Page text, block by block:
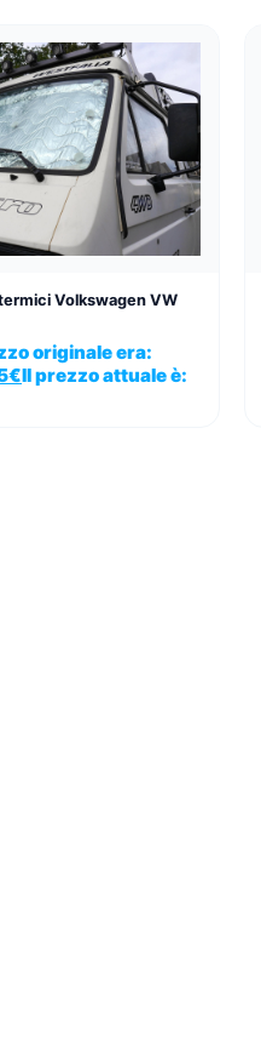
Volkswagen VW
originale era:
€Il prezzo attuale è: